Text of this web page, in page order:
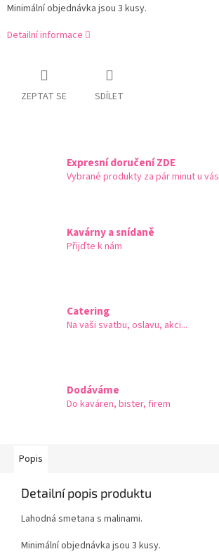
Minimální objednávka jsou 3 kusy.
Detailní informace
ZEPTAT SE SDÍLET
Expresní doručení ZDE
Vybrané produkty za pár minut u vás
Kavárny a snídaně
Přijďte k nám
Catering
Na vaši svatbu, oslavu, akci...
Dodáváme
Do kaváren, bister, firem
Popis
Detailní popis produktu
Lahodná smetana s malinami.
Minimální objednávka jsou 3 kusy.